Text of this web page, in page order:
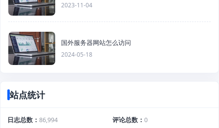
2023-11-04
国外服务器网站怎么访问
2024-05-18
站点统计
日志总数 86,994 评论总数
0